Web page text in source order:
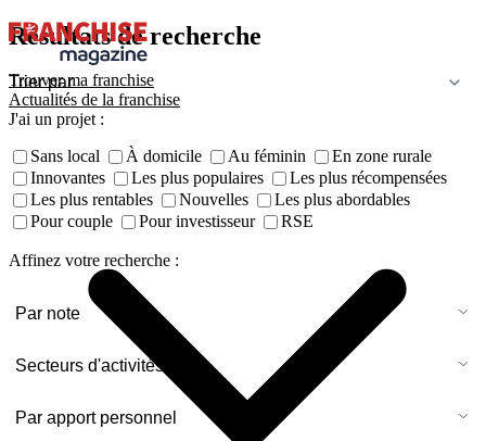
Trouver ma franchise
Actualités de la franchise
Résultats de recherche
J'ai un projet :
Sans local
À domicile Au féminin
En zone rurale
Innovantes
Les plus populaires
Les plus récompensées
Les plus rentables
Nouvelles
Les plus abordables
Pour couple
Pour investisseur RSE
Affinez votre recherche :
Par note
Secteurs d'activités
Par apport personnel